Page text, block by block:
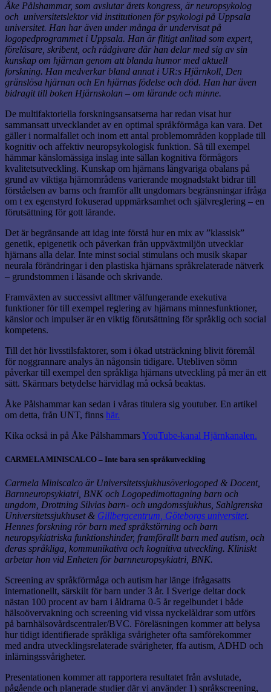
Åke Pålshammar, som avslutar årets kongress, är neuropsykolog
och universitetslektor vid institutionen för psykologi på Uppsala
universitet. Han har även under många år undervisat på
logopedprogrammet i Uppsala. Han är flitigt anlitad som expert,
föreläsare, skribent, och rådgivare där han delar med sig av sin
kunskap om hjärnan genom att blanda humor med aktuell
forskning. Han medverkar bland annat i UR:s Hjärnkoll, Den
gränslösa hjärnan och En hjärnas födelse och död. Han har även
bidragit till boken Hjärnskolan – om lärande och minne.
De multifaktoriella forskningsansatserna har redan visat hur
sammansatt utvecklandet av en optimal språkförmåga kan vara. Det
gäller i normalfallet och inom ett antal problemområden kopplade till
kognitiv och affektiv neuropsykologisk funktion. Så till exempel
hämmar känslomässiga inslag inte sällan kognitiva förmågors
kvalitetsutveckling. Kunskap om hjärnans långvariga obalans på
grund av viktiga hjärnområdens varierande mognadstakt bidrar till
förståelsen av barns och framför allt ungdomars begränsningar ifråga
om t ex egenstyrd fokuserad uppmärksamhet och självreglering – en
förutsättning för gott lärande.
Det är begränsande att idag inte förstå hur en mix av ”klassisk”
genetik, epigenetik och påverkan från uppväxtmiljön utvecklar
hjärnans alla delar. Inte minst social stimulans och musik skapar
neurala förändringar i den plastiska hjärnans språkrelaterade nätverk
– grundstommen i läsande och skrivande.
Framväxten av successivt alltmer välfungerande exekutiva
funktioner för till exempel reglering av hjärnans minnesfunktioner,
känslor och impulser är en viktig förutsättning för språklig och social
kompetens.
Till det hör livsstilsfaktorer, som i ökad utsträckning blivit föremål
för noggrannare analys än någonsin tidigare. Utebliven sömn
påverkar till exempel den språkliga hjärnans utveckling på mer än ett
sätt. Skärmars betydelse härvidlag må också beaktas.
Åke Pålshammar kan sedan i våras titulera sig youtuber. En artikel
om detta, från UNT, finns här.
Kika också in på Åke PålshammarsYouTube-kanal Hjärnkanalen.
CARMELA MINISCALCO – Inte bara sen språkutveckling
Carmela Miniscalco är Universitetssjukhusöverlogoped & Docent,
Barnneuropsykiatri, BNK och Logopedimottagning barn och
ungdom, Drottning Silvias barn- och ungdomssjukhus, Sahlgrenska
Universitetssjukhuset & Gillbergcentrum, Göteborgs universitet.
Hennes forskning rör barn med språkstörning och barn
neuropsykiatriska funktionshinder, framförallt barn med autism, och
deras språkliga, kommunikativa och kognitiva utveckling. Kliniskt
arbetar hon vid Enheten för barnneuropsykiatri, BNK.
Screening av språkförmåga och autism har länge ifrågasatts
internationellt, särskilt för barn under 3 år. I Sverige deltar dock
nästan 100 procent av barn i åldrarna 0-5 år regelbundet i både
hälsoövervakning och screening vid vissa nyckelåldrar som utförs
på barnhälsovårdscentraler/BVC. Föreläsningen kommer att belysa
hur tidigt identifierade språkliga svårigheter ofta samförekommer
med andra utvecklingsrelaterade svårigheter, ffa autism, ADHD och
inlärningssvårigheter.
Presentationen kommer att rapportera resultatet från avslutade,
pågående och planerade studier där vi använder 1) språkscreening,